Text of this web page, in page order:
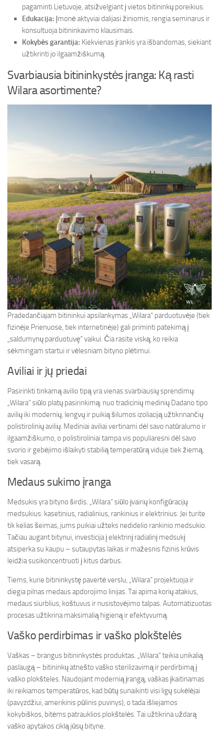
pagaminti Lietuvoje, atsižvelgiant į vietos bitininkų poreikius.
Edukacija: Įmonė aktyviai dalijasi žiniomis, rengia seminarus ir
konsultuoja bitininkavimo klausimais.
Kokybės garantija: Kiekvienas įrankis yra išbandomas, siekiant
užtikrinti jo ilgaamžiškumą.
Svarbiausia bitininkystės įranga: Ką rasti
Wilara asortimente?
Pradedančiajam bitininkui apsilankymas „Wilara“ parduotuvėje (tiek
fizinėje Prienuose, tiek internetinėje) gali priminti patekimą į
„saldumynų parduotuvę“ vaikui. Čia rasite viską, ko reikia
sėkmingam startui ir vėlesniam bityno plėtimui.
Aviliai ir jų priedai
Pasirinkti tinkamą avilio tipą yra vienas svarbiausių sprendimų.
„Wilara“ siūlo platų pasirinkimą: nuo tradicinių medinių Dadano tipo
avilių iki modernių, lengvų ir puikią šilumos izoliaciją užtikrinančių
polistirolinių avilių. Mediniai aviliai vertinami dėl savo natūralumo ir
ilgaamžiškumo, o polistiroliniai tampa vis populiaresni dėl savo
svorio ir gebėjimo išlaikyti stabilią temperatūrą viduje tiek žiemą,
tiek vasarą.
Medaus sukimo įranga
Medsukis yra bityno širdis. „Wilara“ siūlo įvairių konfigūracijų
medsukius: kasetinius, radialinius, rankinius ir elektrinius. Jei turite
tik kelias šeimas, jums puikiai užteks nedidelio rankinio medsukio.
Tačiau augant bitynui, investicija į elektrinį radialinį medsukį
atsiperka su kaupu – sutaupytas laikas ir mažesnis fizinis krūvis
leidžia susikoncentruoti į kitus darbus.
Tiems, kurie bitininkystę pavertė verslu, „Wilara“ projektuoja ir
diegia pilnas medaus apdorojimo linijas. Tai apima korių atakius,
medaus siurblius, koštuvus ir nusistovėjimo talpas. Automatizuotas
procesas užtikrina maksimalią higieną ir efektyvumą.
Vaško perdirbimas ir vaško plokštelės
Vaškas – brangus bitininkystės produktas. „Wilara“ teikia unikalią
paslaugą – bitininkų atnešto vaško sterilizavimą ir perdirbimą į
vaško plokšteles. Naudojant modernią įrangą, vaškas įkaitinamas
iki reikiamos temperatūros, kad būtų sunaikinti visi ligų sukėlėjai
(pavyzdžiui, amerikinis pūlinis puvinys), o tada išliejamos
kokybiškos, bitėms patrauklios plokštelės. Tai užtikrina uždarą
vaško apytakos ciklą jūsų bityne.